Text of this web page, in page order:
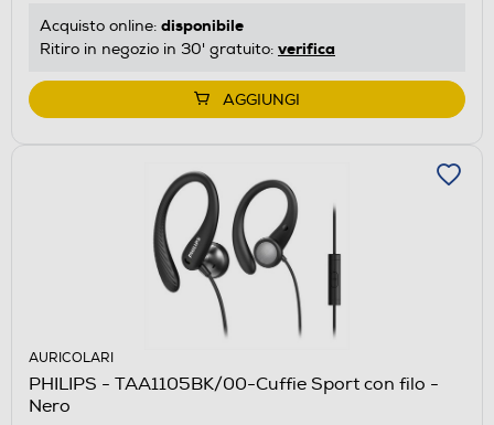
Acquisto online: disponibile
Ritiro in negozio in 30' gratuito: verifica
AGGIUNGI
AURICOLARI
PHILIPS - TAA1105BK/00-Cuffie Sport con filo -
Nero